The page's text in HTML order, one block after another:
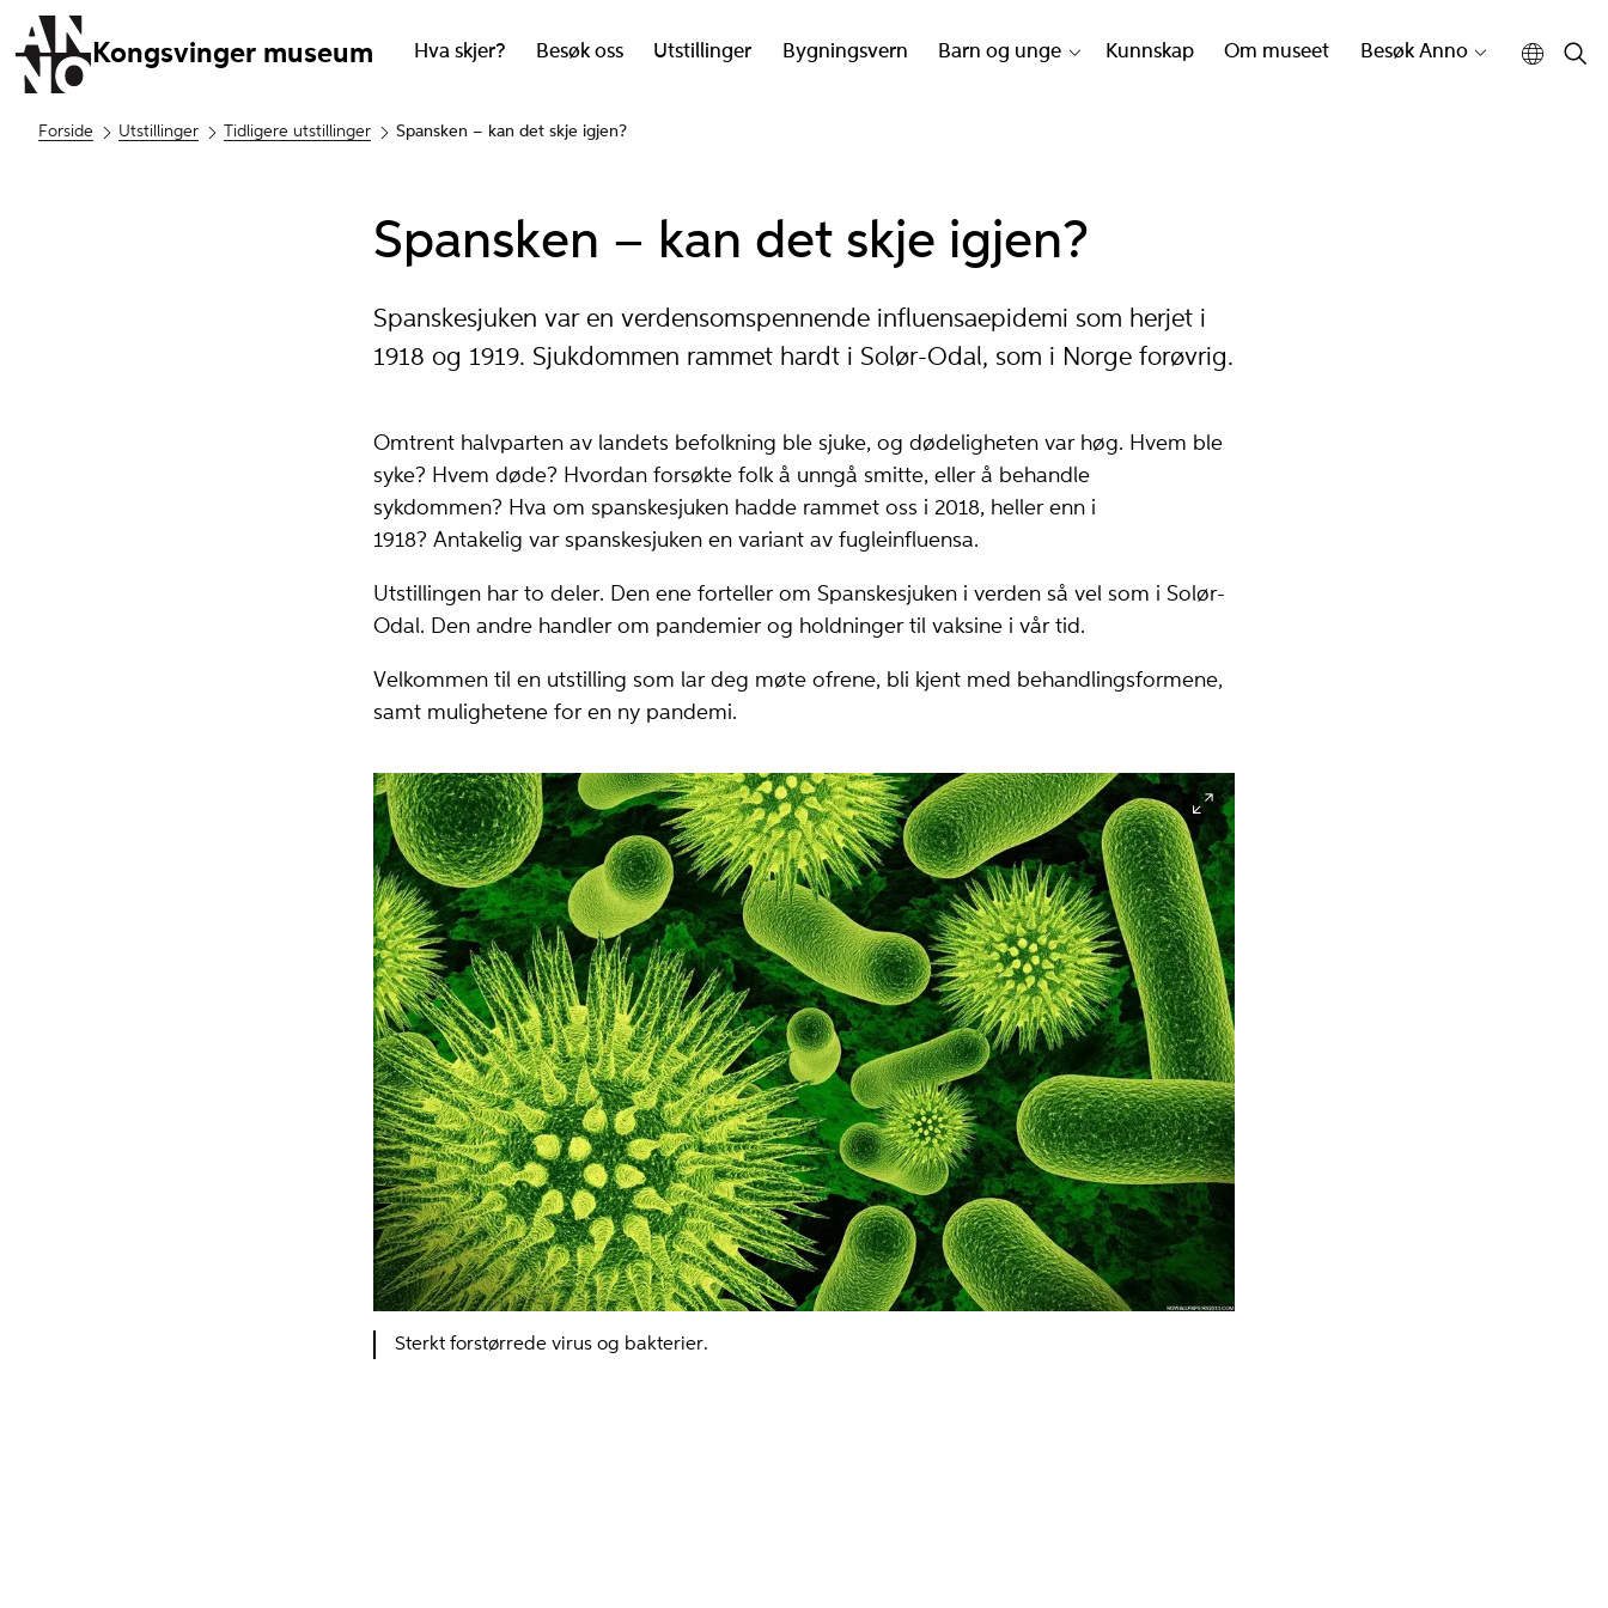
Kongsvinger museum Hva skjer? Besøk oss Utstillinger Bygningsvern Barn og unge Kunnskap Om museet Besøk Anno
Forside Utstillinger Tidligere utstillinger Spansken – kan det skje igjen?
Spansken – kan det skje igjen?
Spanskesjuken var en verdensomspennende influensaepidemi som herjet i
1918 og 1919. Sjukdommen rammet hardt i Solør-Odal, som i Norge forøvrig.
Omtrent halvparten av landets befolkning ble sjuke, og dødeligheten var høg. Hvem ble
syke? Hvem døde? Hvordan forsøkte folk å unngå smitte, eller å behandle
sykdommen? Hva om spanskesjuken hadde rammet oss i 2018, heller enn i
1918? Antakelig var spanskesjuken en variant av fugleinfluensa.
Utstillingen har to deler. Den ene forteller om Spanskesjuken i verden så vel som i Solør-
Odal. Den andre handler om pandemier og holdninger til vaksine i vår tid.
Velkommen til en utstilling som lar deg møte ofrene, bli kjent med behandlingsformene,
samt mulighetene for en ny pandemi.
Sterkt forstørrede virus og bakterier.